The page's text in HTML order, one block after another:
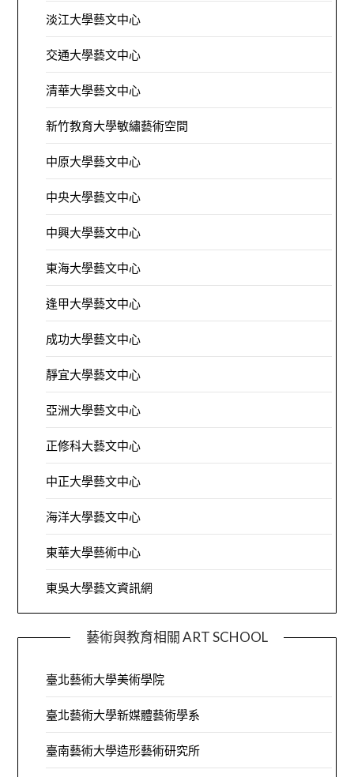
淡江大學藝文中心
交通大學藝文中心
清華大學藝文中心
新竹教育大學敏繡藝術空間
中原大學藝文中心
中央大學藝文中心
中興大學藝文中心
東海大學藝文中心
逢甲大學藝文中心
成功大學藝文中心
靜宜大學藝文中心
亞洲大學藝文中心
正修科大藝文中心
中正大學藝文中心
海洋大學藝文中心
東華大學藝術中心
東吳大學藝文資訊網
藝術與教育相關 ART SCHOOL
臺北藝術大學美術學院
臺北藝術大學新媒體藝術學系
臺南藝術大學造形藝術研究所